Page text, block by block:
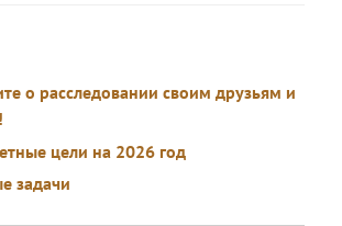
о расследовании своим друзьям и
цели на 2026 год
задачи